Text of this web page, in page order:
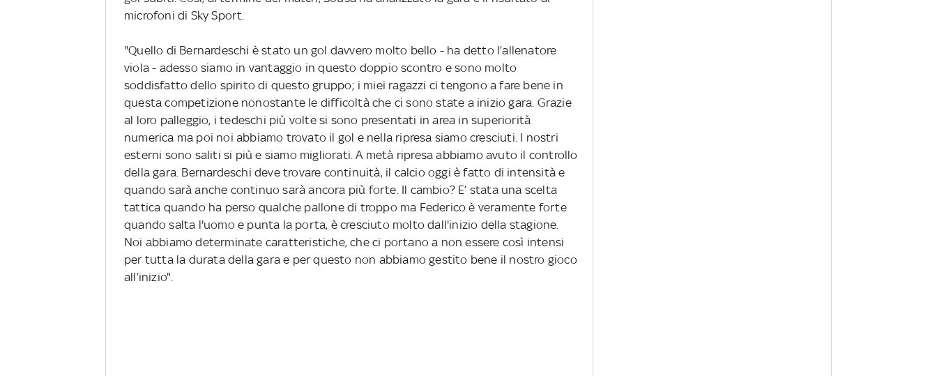
microfoni di Sky Sport.
"Quello di Bernardeschi è stato un gol davvero molto bello - ha detto l’allenatore
viola - adesso siamo in vantaggio in questo doppio scontro e sono molto
soddisfatto dello spirito di questo gruppo; i miei ragazzi ci tengono a fare bene in
questa competizione nonostante le difficoltà che ci sono state a inizio gara. Grazie
al loro palleggio, i tedeschi più volte si sono presentati in area in superiorità
numerica ma poi noi abbiamo trovato il gol e nella ripresa siamo cresciuti. I nostri
esterni sono saliti si più e siamo migliorati. A metà ripresa abbiamo avuto il controllo
della gara. Bernardeschi deve trovare continuità, il calcio oggi è fatto di intensità e
quando sarà anche continuo sarà ancora più forte. Il cambio? E’ stata una scelta
tattica quando ha perso qualche pallone di troppo ma Federico è veramente forte
quando salta l'uomo e punta la porta, è cresciuto molto dall'inizio della stagione.
Noi abbiamo determinate caratteristiche, che ci portano a non essere così intensi
per tutta la durata della gara e per questo non abbiamo gestito bene il nostro gioco
all’inizio".